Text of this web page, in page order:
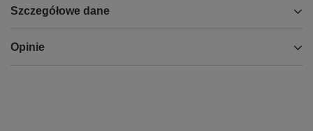
Szczegółowe dane
Opinie